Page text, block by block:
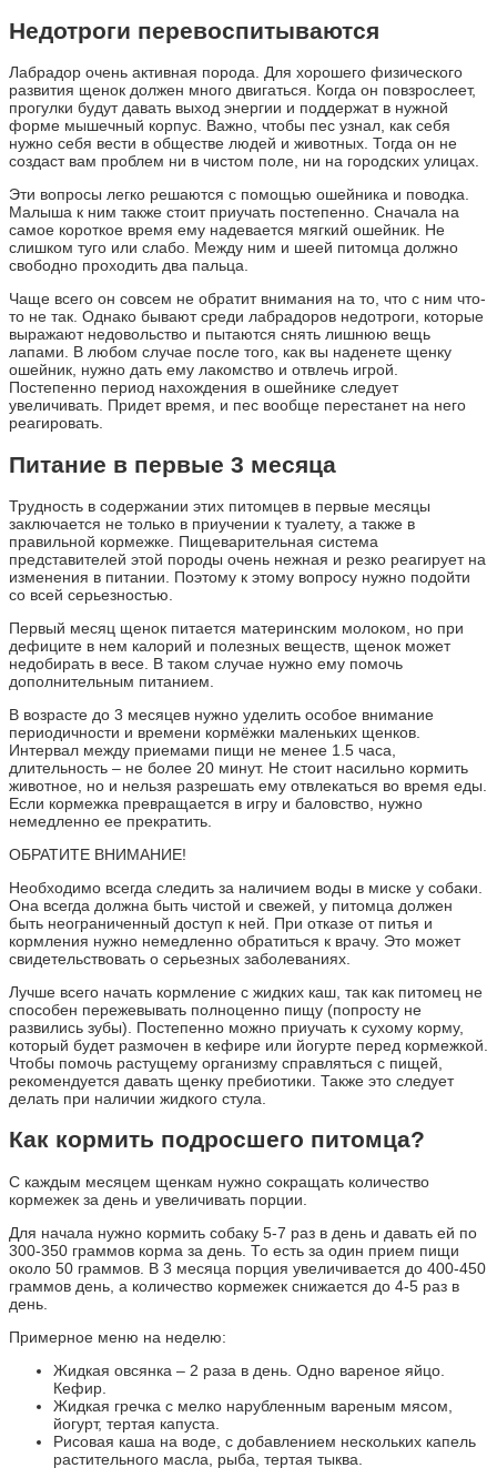
Недотроги перевоспитываются
Лабрадор очень активная порода. Для хорошего физического
развития щенок должен много двигаться. Когда он повзрослеет,
прогулки будут давать выход энергии и поддержат в нужной
форме мышечный корпус. Важно, чтобы пес узнал, как себя
нужно себя вести в обществе людей и животных. Тогда он не
создаст вам проблем ни в чистом поле, ни на городских улицах.
Эти вопросы легко решаются с помощью ошейника и поводка.
Малыша к ним также стоит приучать постепенно. Сначала на
самое короткое время ему надевается мягкий ошейник. Не
слишком туго или слабо. Между ним и шеей питомца должно
свободно проходить два пальца.
Чаще всего он совсем не обратит внимания на то, что с ним что-
то не так. Однако бывают среди лабрадоров недотроги, которые
выражают недовольство и пытаются снять лишнюю вещь
лапами. В любом случае после того, как вы наденете щенку
ошейник, нужно дать ему лакомство и отвлечь игрой.
Постепенно период нахождения в ошейнике следует
увеличивать. Придет время, и пес вообще перестанет на него
реагировать.
Питание в первые 3 месяца
Трудность в содержании этих питомцев в первые месяцы
заключается не только в приучении к туалету, а также в
правильной кормежке. Пищеварительная система
представителей этой породы очень нежная и резко реагирует на
изменения в питании. Поэтому к этому вопросу нужно подойти
со всей серьезностью.
Первый месяц щенок питается материнским молоком, но при
дефиците в нем калорий и полезных веществ, щенок может
недобирать в весе. В таком случае нужно ему помочь
дополнительным питанием.
В возрасте до 3 месяцев нужно уделить особое внимание
периодичности и времени кормёжки маленьких щенков.
Интервал между приемами пищи не менее 1.5 часа,
длительность – не более 20 минут. Не стоит насильно кормить
животное, но и нельзя разрешать ему отвлекаться во время еды.
Если кормежка превращается в игру и баловство, нужно
немедленно ее прекратить.
ОБРАТИТЕ ВНИМАНИЕ!
Необходимо всегда следить за наличием воды в миске у собаки.
Она всегда должна быть чистой и свежей, у питомца должен
быть неограниченный доступ к ней. При отказе от питья и
кормления нужно немедленно обратиться к врачу. Это может
свидетельствовать о серьезных заболеваниях.
Лучше всего начать кормление с жидких каш, так как питомец не
способен пережевывать полноценно пищу (попросту не
развились зубы). Постепенно можно приучать к сухому корму,
который будет размочен в кефире или йогурте перед кормежкой.
Чтобы помочь растущему организму справляться с пищей,
рекомендуется давать щенку пребиотики. Также это следует
делать при наличии жидкого стула.
Как кормить подросшего питомца?
С каждым месяцем щенкам нужно сокращать количество
кормежек за день и увеличивать порции.
Для начала нужно кормить собаку 5-7 раз в день и давать ей по
300-350 граммов корма за день. То есть за один прием пищи
около 50 граммов. В 3 месяца порция увеличивается до 400-450
граммов день, а количество кормежек снижается до 4-5 раз в
день.
Примерное меню на неделю:
Жидкая овсянка – 2 раза в день. Одно вареное яйцо.
Кефир.
Жидкая гречка с мелко нарубленным вареным мясом,
йогурт, тертая капуста.
Рисовая каша на воде, с добавлением нескольких капель
растительного масла, рыба, тертая тыква.